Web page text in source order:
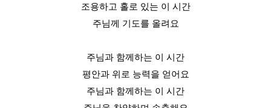
조용하고 홀로 있는 이 시간
주님께 기도를 올려요
주님과 함께하는 이 시간
평안과 위로 능력을 얻어요
주님과 함께하는 이 시간